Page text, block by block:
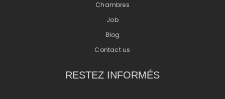
Chambres
Job
Blog
Contact us
RESTEZ INFORMÉS